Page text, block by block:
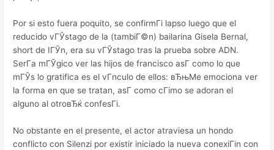
Por si esto fuera poquito, se confirmГі lapso luego que el
reducido vГЎstago de la (tambiГ©n) bailarina Gisela Bernal,
short de IГЎn, era su vГЎstago tras la prueba sobre ADN.
SerГ­a mГЎgico ver las hijos de francisco asГ­ como lo que
mГЎs lo gratifica es el vГ­nculo de ellos: вЂњMe emociona ver
la forma en que se tratan, asГ­ como cГіmo se adoran el
alguno al otroвЂќ confesГі.
No obstante en el presente, el actor atraviesa un hondo
conflicto con Silenzi por existir iniciado la nueva conexiГіn con